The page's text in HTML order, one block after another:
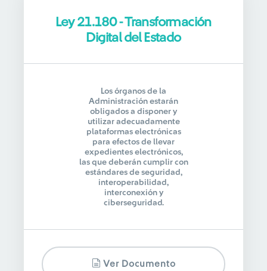
Ley 21.180 - Transformación
Digital del Estado
Los órganos de la
Administración estarán
obligados a disponer y
utilizar adecuadamente
plataformas electrónicas
para efectos de llevar
expedientes electrónicos,
las que deberán cumplir con
estándares de seguridad,
interoperabilidad,
interconexión y
ciberseguridad.
Ver Documento